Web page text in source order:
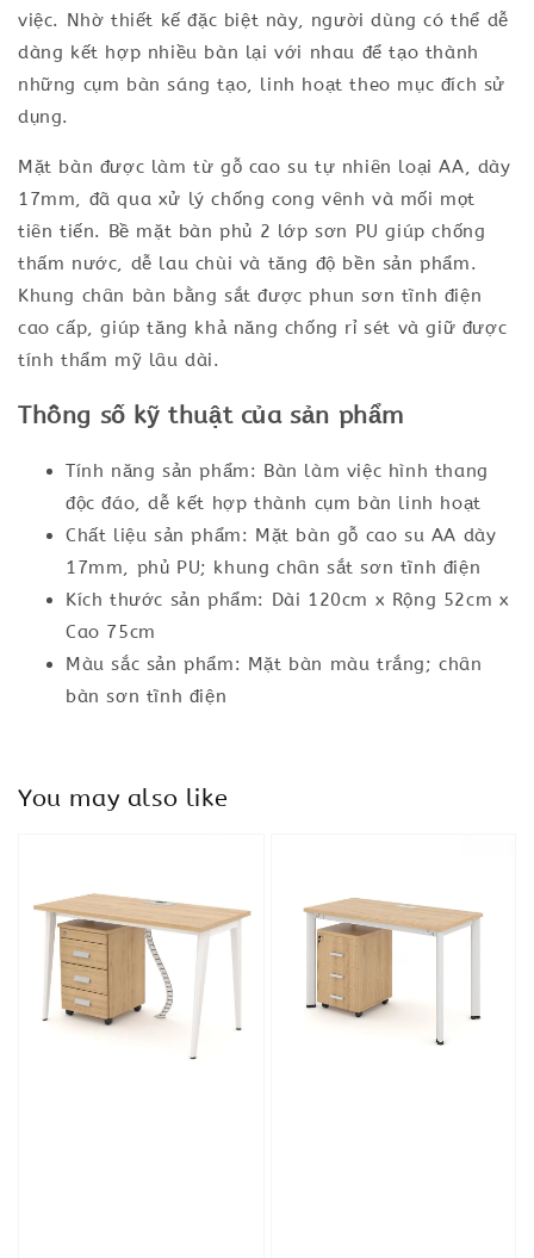
việc. Nhờ thiết kế đặc biệt này, người dùng có thể dễ
dàng kết hợp nhiều bàn lại với nhau để tạo thành
những cụm bàn sáng tạo, linh hoạt theo mục đích sử
dụng.
Mặt bàn được làm từ gỗ cao su tự nhiên loại AA, dày
17mm, đã qua xử lý chống cong vênh và mối mọt
tiên tiến. Bề mặt bàn phủ 2 lớp sơn PU giúp chống
thấm nước, dễ lau chùi và tăng độ bền sản phẩm.
Khung chân bàn bằng sắt được phun sơn tĩnh điện
cao cấp, giúp tăng khả năng chống rỉ sét và giữ được
tính thẩm mỹ lâu dài.
Thông số kỹ thuật của sản phẩm
Tính năng sản phẩm: Bàn làm việc hình thang
độc đáo, dễ kết hợp thành cụm bàn linh hoạt
Chất liệu sản phẩm: Mặt bàn gỗ cao su AA dày
17mm, phủ PU; khung chân sắt sơn tĩnh điện
Kích thước sản phẩm: Dài 120cm x Rộng 52cm x
Cao 75cm
Màu sắc sản phẩm: Mặt bàn màu trắng; chân
bàn sơn tĩnh điện
You may also like